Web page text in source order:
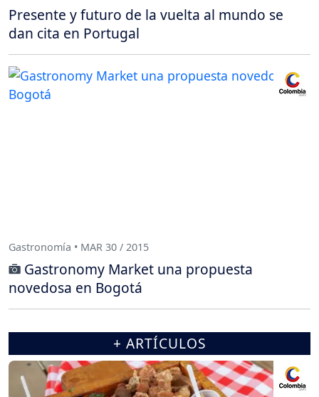
Presente y futuro de la vuelta al mundo se
dan cita en Portugal
Gastronomía • MAR 30 / 2015
Gastronomy Market una propuesta
novedosa en Bogotá
+ ARTÍCULOS